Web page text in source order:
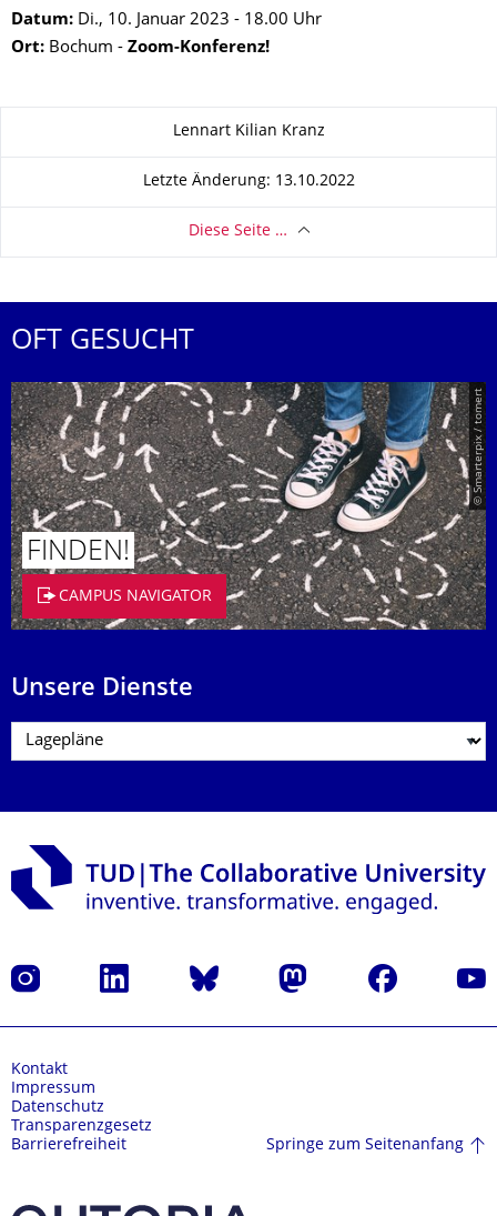
Datum: Di., 10. Januar 2023 - 18.00 Uhr
Ort: Bochum - Zoom-Konferenz!
Zu dieser SeiteLennart Kilian Kranz
Letzte Änderung: 13.10.2022
Diese Seite …
OFT GESUCHT
© Smarterpix / tomert
FINDEN!
CAMPUS NAVIGATOR
Unsere Dienste
Instagram LinkedIn Bluesky Mastodon Facebook
Kontakt
Impressum
Datenschutz
Transparenzgesetz
Barrierefreiheit
Springe zum Seitenanfang